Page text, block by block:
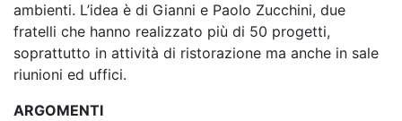
ambienti. L’idea è di Gianni e Paolo Zucchini, due
fratelli che hanno realizzato più di 50 progetti,
soprattutto in attività di ristorazione ma anche in sale
riunioni ed uffici.
ARGOMENTI